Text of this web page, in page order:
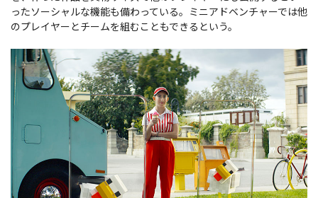
ったソーシャルな機能も備わっている。ミニアドベンチャーでは他
のプレイヤーとチームを組むこともできるという。